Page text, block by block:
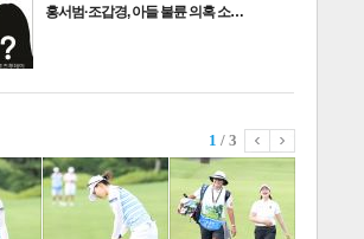
홍서범·조갑경, 아들 불륜 의혹 소…
1 / 3